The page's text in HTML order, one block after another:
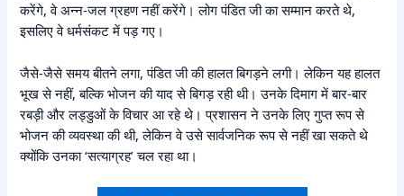
करेंगे, वे अन्न-जल ग्रहण नहीं करेंगे। लोग पंडित जी का सम्मान करते थे,
इसलिए वे धर्मसंकट में पड़ गए।
जैसे-जैसे समय बीतने लगा, पंडित जी की हालत बिगड़ने लगी। लेकिन यह हालत
भूख से नहीं, बल्कि भोजन की याद से बिगड़ रही थी। उनके दिमाग में बार-बार
रबड़ी और लड्डुओं के विचार आ रहे थे। प्रशासन ने उनके लिए गुप्त रूप से
भोजन की व्यवस्था की थी, लेकिन वे उसे सार्वजनिक रूप से नहीं खा सकते थे
क्योंकि उनका ‘सत्याग्रह’ चल रहा था।